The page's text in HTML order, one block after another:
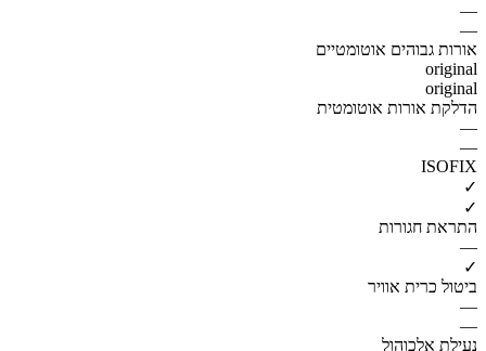
—
—
אורות גבוהים אוטומטיים
original
original
הדלקת אורות אוטומטית
—
—
ISOFIX
✓
✓
התראת חגורות
—
✓
ביטול כרית אוויר
—
—
נעילת אלכוהול